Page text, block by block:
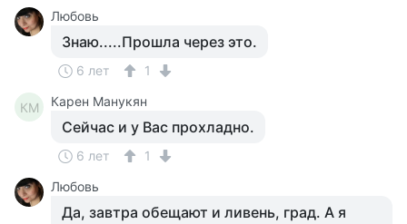
Любовь
Знаю.....Прошла через это.
6 лет 1
КМ Карен Манукян
Сейчас и у Вас прохладно.
6 лет
1
Любовь
Да, завтра обещают и ливень, град. А я